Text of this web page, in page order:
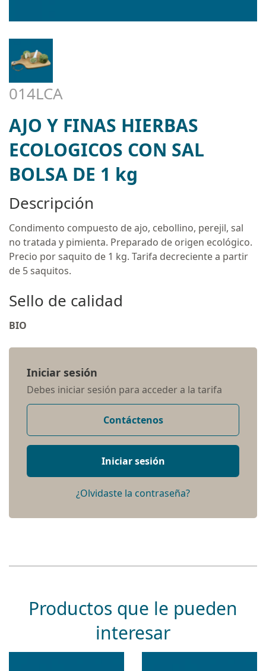
014LCA
AJO Y FINAS HIERBAS
ECOLOGICOS CON SAL
BOLSA DE 1 kg
Descripción
Condimento compuesto de ajo, cebollino, perejil, sal
no tratada y pimienta. Preparado de origen ecológico.
Precio por saquito de 1 kg. Tarifa decreciente a partir
de 5 saquitos.
Sello de calidad
BIO
Iniciar sesión
Debes iniciar sesión para acceder a la tarifa
Contáctenos
Iniciar sesión
¿Olvidaste la contraseña?
Productos que le pueden
interesar